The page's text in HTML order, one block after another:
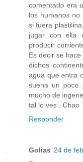
comentado era
los humanos
si fuera
jugar con ella
producir
Es decir se
dichos
agua que entra
suena un poco
mucho de
tal lo ves . Chao
Responder
Golias 24 de